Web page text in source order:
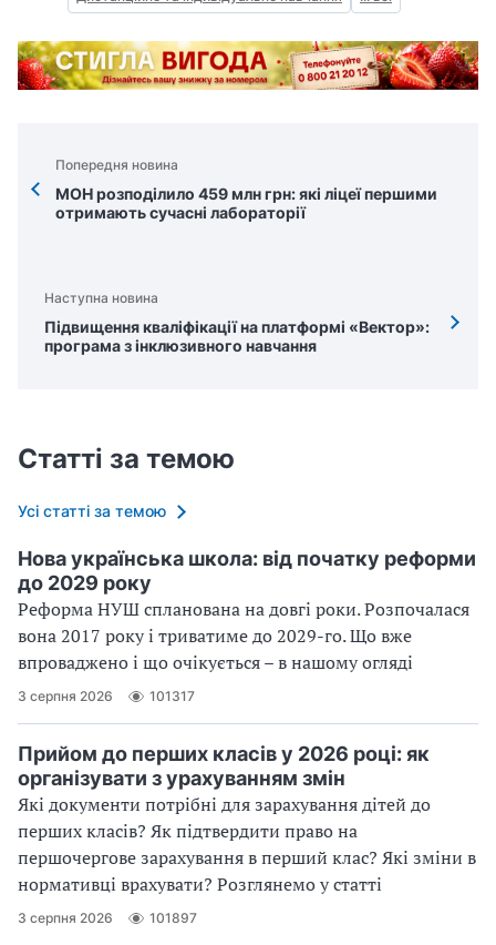
Попередня новина
МОН розподілило 459 млн грн: які ліцеї першими
отримають сучасні лабораторії
Наступна новина
Підвищення кваліфікації на платформі «Вектор»:
програма з інклюзивного навчання
Статті за темою
Усі статті за темою
Нова українська школа: від початку реформи
до 2029 року
Реформа НУШ спланована на довгі роки. Розпочалася
вона 2017 року і триватиме до 2029-го. Що вже
впроваджено і що очікується – в нашому огляді
3 серпня 2026 101317
Прийом до перших класів у 2026 році: як
організувати з урахуванням змін
Які документи потрібні для зарахування дітей до
перших класів? Як підтвердити право на
першочергове зарахування в перший клас? Які зміни в
нормативці врахувати? Розглянемо у статті
3 серпня 2026 101897